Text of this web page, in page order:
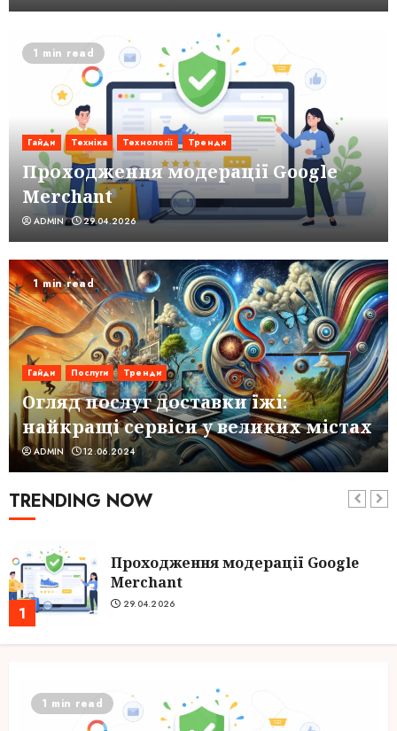
1 min read
Гайди Техніка Технології Тренди
Проходження модерації Google
Merchant
ADMIN 29.04.2026
1 min read
Гайди Послуги Тренди
Огляд послуг доставки їжі:
найкращі сервіси у великих містах
ADMIN 12.06.2024
TRENDING NOW
1
Проходження модерації Google
Merchant
29.04.2026
1 min read